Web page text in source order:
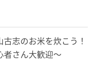
古志のお米を炊こう！
者さん大歓迎～